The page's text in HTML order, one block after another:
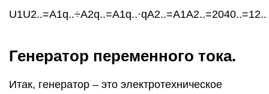
U1U2..=A1q..÷A2q..=A1q..·qA2..=A1A2..=2040..=12..
Генератор переменного тока.
Итак, генератор – это электротехническое